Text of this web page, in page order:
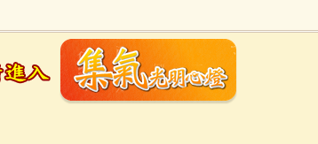
臨終助念(190) 文殊菩薩(165)
母(綠度母)(144) 動物念佛往生